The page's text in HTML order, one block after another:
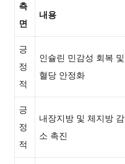
측
면
내용
긍
정
적
인슐린 민감성 회복 및
혈당 안정화
긍
정
적
내장지방 및 체지방 감
소 촉진